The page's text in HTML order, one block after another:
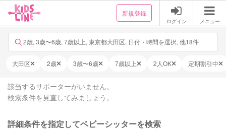
新規登録
ログイン メニュー
2歳, 3歳〜6歳, 7歳以上, 東京都大田区, 日付・時間を選択, 他18件
大田区 2歳 3歳〜6歳 7歳以上 2人OK 定期割引中
該当するサポーターがいません。
検索条件を見直してみましょう。
詳細条件を指定してベビーシッターを検索